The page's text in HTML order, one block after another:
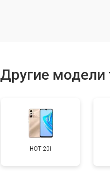
Замена дисплея
Другие
HOT 20i